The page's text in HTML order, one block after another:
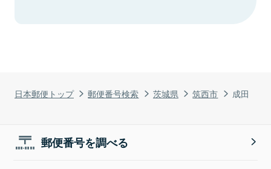
日本郵便トップ 郵便番号検索 茨城県 筑西市 成田
郵便番号を調べる